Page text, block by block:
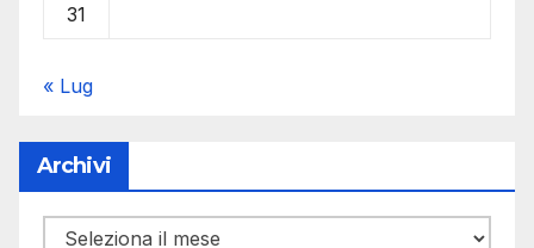
31
« Lug
Archivi
Archivi